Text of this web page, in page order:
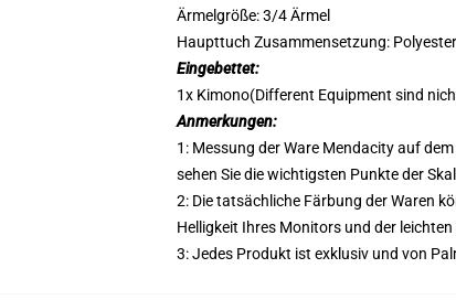
Ärmelgröße: 3/4 Ärmel
Haupttuch Zusammensetzung: Polyester
Eingebettet:
1x Kimono(Different Equipment sind
Anmerkungen:
1: Messung der Ware Mendacity auf
sehen Sie die wichtigsten Punkte der
2: Die tatsächliche Färbung der Waren
Helligkeit Ihres Monitors und der
3: Jedes Produkt ist exklusiv und von